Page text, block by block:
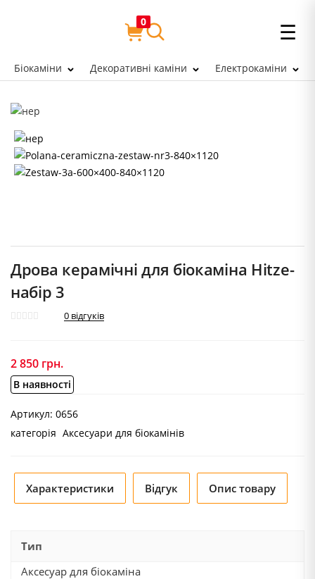
☰
0
Біокаміни Декоративні каміни Електрокаміни
Дрова керамічні для біокаміна Hitze-
набір 3
0 відгуків
2 850 грн.
В наявності
Артикул: 0656
категорія Аксесуари для біокамінів
Характеристики Відгук Опис товару
Тип
Аксесуар для біокаміна